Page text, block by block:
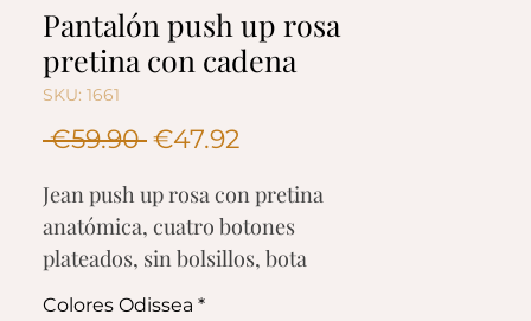
Pantalón push up rosa
pretina con cadena
SKU: 1661
€59.90 Regular
€47.92
Jean push up rosa con pretina
anatómica, cuatro botones
plateados, sin bolsillos, bota
pitillo.
Colores Odissea *